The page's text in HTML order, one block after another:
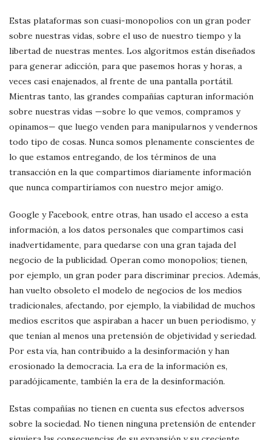
Estas plataformas son cuasi-monopolios con un gran poder
sobre nuestras vidas, sobre el uso de nuestro tiempo y la
libertad de nuestras mentes. Los algoritmos están diseñados
para generar adicción, para que pasemos horas y horas, a
veces casi enajenados, al frente de una pantalla portátil.
Mientras tanto, las grandes compañías capturan información
sobre nuestras vidas —sobre lo que vemos, compramos y
opinamos— que luego venden para manipularnos y vendernos
todo tipo de cosas. Nunca somos plenamente conscientes de
lo que estamos entregando, de los términos de una
transacción en la que compartimos diariamente información
que nunca compartiríamos con nuestro mejor amigo.
Google y Facebook, entre otras, han usado el acceso a esta
información, a los datos personales que compartimos casi
inadvertidamente, para quedarse con una gran tajada del
negocio de la publicidad. Operan como monopolios; tienen,
por ejemplo, un gran poder para discriminar precios. Además,
han vuelto obsoleto el modelo de negocios de los medios
tradicionales, afectando, por ejemplo, la viabilidad de muchos
medios escritos que aspiraban a hacer un buen periodismo, y
que tenían al menos una pretensión de objetividad y seriedad.
Por esta vía, han contribuido a la desinformación y han
erosionado la democracia. La era de la información es,
paradójicamente, también la era de la desinformación.
Estas compañías no tienen en cuenta sus efectos adversos
sobre la sociedad. No tienen ninguna pretensión de entender